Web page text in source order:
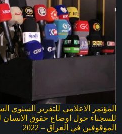
المؤتمر الاعلامي للتقرير السنوي
للسجناء حول اوضاع حقوق الانسان
الموقوفين في العراق – 2022